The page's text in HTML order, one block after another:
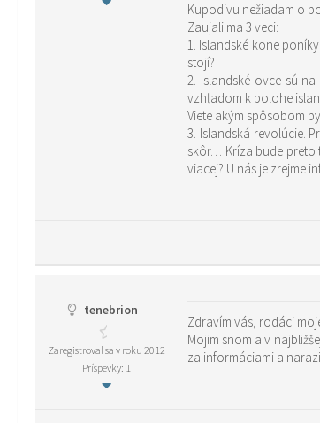
Kupodivu nežiadam o
Zaujali ma 3 veci:
1. Islandské kone
stojí?
2. Islandské ovce sú
vzhľadom k polohe
Viete akým spôsobom
3. Islandská revolúcie.
skôr… Kríza bude preto
viacej? U nás je zrejme
tenebrion
Zaregistroval sa v roku 2012
Príspevky: 1
Zdravím vás, rodáci
Mojim snom a v
za informáciami a